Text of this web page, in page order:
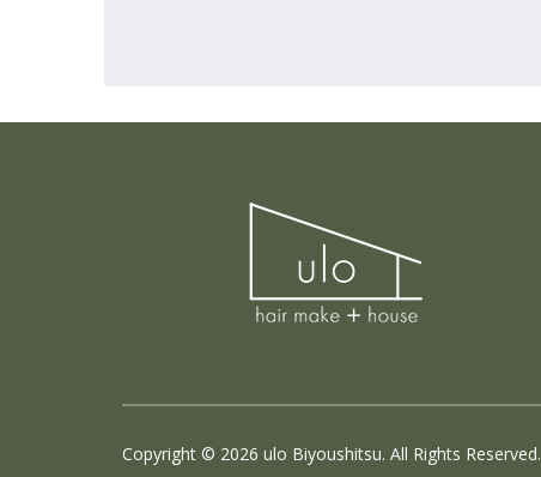
Copyright © 2026 ulo Biyoushitsu. All Rights Reserved.